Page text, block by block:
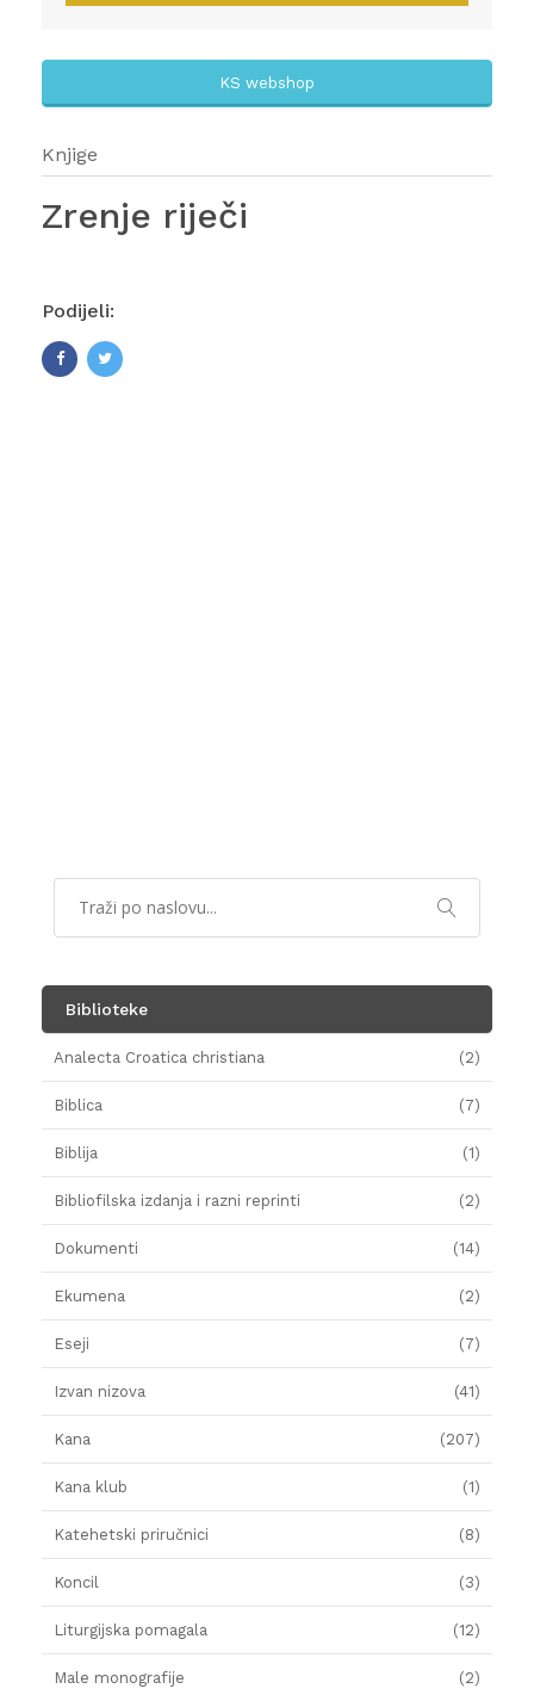
KS webshop
Knjige
Zrenje riječi
Podijeli:
Biblioteke
Analecta Croatica christiana (2)
Biblica (7)
Biblija (1)
Bibliofilska izdanja i razni reprinti (2)
Dokumenti (14)
Ekumena (2)
Eseji (7)
Izvan nizova (41)
Kana (207)
Kana klub (1)
Katehetski priručnici (8)
Koncil (3)
Liturgijska pomagala (12)
Male monografije (2)